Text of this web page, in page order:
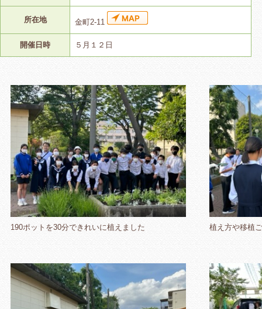
所在地 金町2-11
開催日時 ５月１２日
190ポットを30分できれいに植えました 植え方や移植